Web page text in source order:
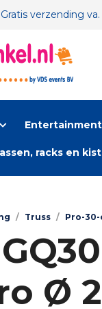
Gratis verzending
racks en
/ Truss / Pro-
Ø